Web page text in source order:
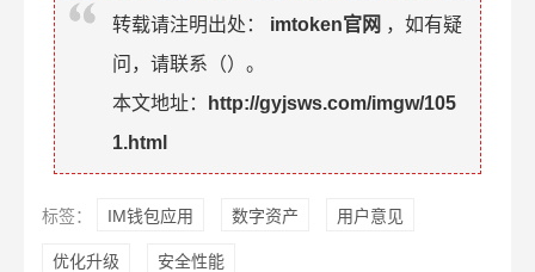
转载请注明出处： imtoken官网 ，如有疑
问，请联系（）。
本文地址：
http://gyjsws.com/imgw/105
1.html
标签： IM钱包应用 数字资产 用户意见
优化升级 安全性能